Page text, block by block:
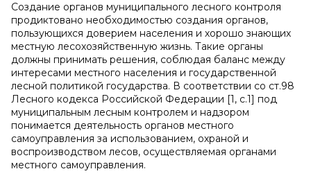
Создание органов муниципального лесного контроля
продиктовано необходимостью создания органов,
пользующихся доверием населения и хорошо знающих
местную лесохозяйственную жизнь. Такие органы
должны принимать решения, соблюдая баланс между
интересами местного населения и государственной
лесной политикой государства. В соответствии со ст.98
Лесного кодекса Российской Федерации [1, c.1] под
муниципальным лесным контролем и надзором
понимается деятельность органов местного
самоуправления за использованием, охраной и
воспроизводством лесов, осуществляемая органами
местного самоуправления.